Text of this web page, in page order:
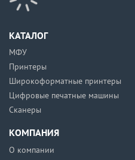
КАТАЛОГ
МФУ
Принтеры
Широкоформатные принтеры
Цифровые печатные машины
Сканеры
КОМПАНИЯ
О компании